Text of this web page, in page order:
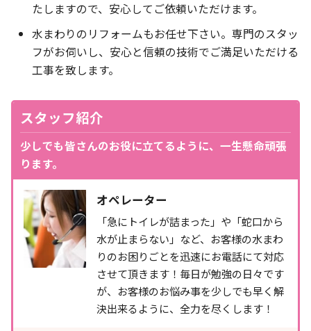
たしますので、安心してご依頼いただけます。
水まわりのリフォームもお任せ下さい。専門のスタッ
フがお伺いし、安心と信頼の技術でご満足いただける
工事を致します。
スタッフ紹介
少しでも皆さんのお役に立てるように、一生懸命頑張
ります。
オペレーター
「急にトイレが詰まった」や「蛇口から
水が止まらない」など、お客様の水まわ
りのお困りごとを迅速にお電話にて対応
させて頂きます！毎日が勉強の日々です
が、お客様のお悩み事を少しでも早く解
決出来るように、全力を尽くします！